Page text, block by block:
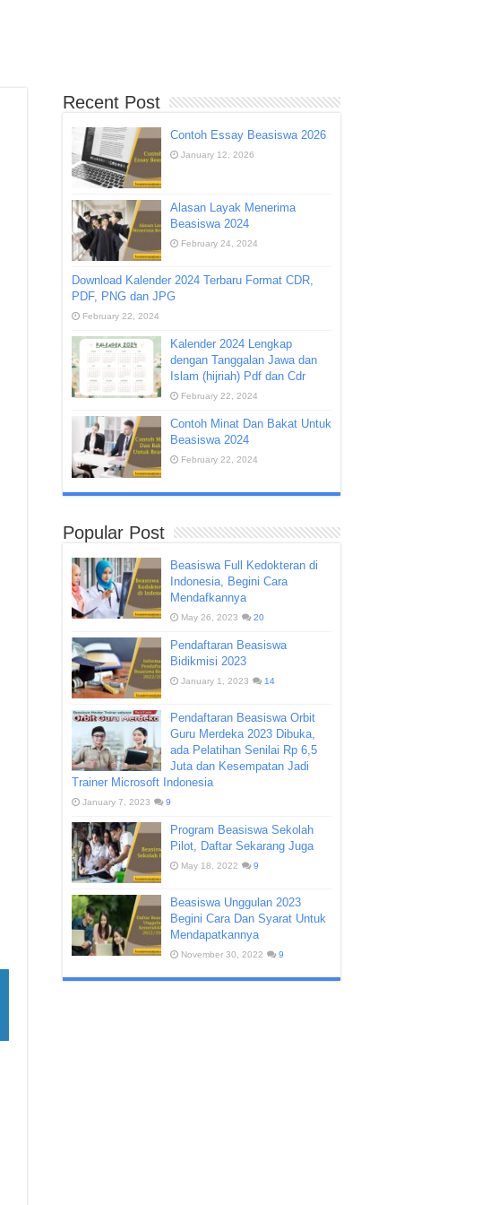
Recent Post
Contoh Essay Beasiswa 2026
January 12, 2026
Alasan Layak Menerima
Beasiswa 2024
February 24, 2024
Download Kalender 2024 Terbaru Format CDR,
PDF, PNG dan JPG
February 22, 2024
Kalender 2024 Lengkap
dengan Tanggalan Jawa dan
Islam (hijriah) Pdf dan Cdr
February 22, 2024
Contoh Minat Dan Bakat Untuk
Beasiswa 2024
February 22, 2024
Popular Post
Beasiswa Full Kedokteran di
Indonesia, Begini Cara
Mendafkannya
May 26, 2023 20
Pendaftaran Beasiswa
Bidikmisi 2023
January 1, 2023 14
Pendaftaran Beasiswa Orbit
Guru Merdeka 2023 Dibuka,
ada Pelatihan Senilai Rp 6,5
Juta dan Kesempatan Jadi
Trainer Microsoft Indonesia
January 7, 2023 9
Program Beasiswa Sekolah
Pilot, Daftar Sekarang Juga
May 18, 2022 9
Beasiswa Unggulan 2023
Begini Cara Dan Syarat Untuk
Mendapatkannya
November 30, 2022 9